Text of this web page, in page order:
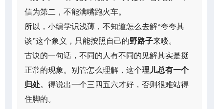
信为第二，不能满嘴跑火车。
所以，小编学识浅薄，不知道怎么去解“夸夸其
谈”这个象义，只能按照自己的野路子来喽。
古诀的一句话，不同的人有不同的见解其实是挺
正常的现象。别管怎么理解，这个理儿总有一个
归处。得说出一个三四五六才好，否则很难站得
住脚的。